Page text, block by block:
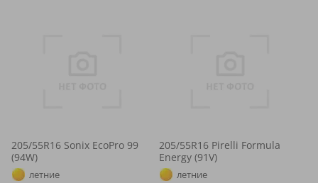
205/55R16 Sonix EcoPro 99
(94W)
летние
205/55R16 Pirelli Formula
Energy (91V)
летние